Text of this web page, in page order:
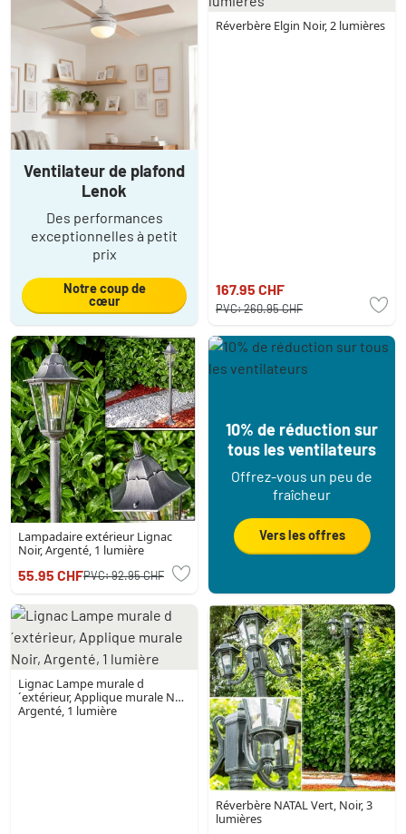
Ventilateur de plafond
Lenok
Des performances
exceptionnelles à petit
prix
Notre coup de
cœur
Réverbère Elgin Noir, 2 lumières
167.95 CHF
PVC:260.95 CHF
Lampadaire extérieur Lignac
Noir, Argenté, 1 lumière
55.95 CHFPVC:92.95 CHF
10% de réduction sur
tous les ventilateurs
Offrez-vous un peu de
fraîcheur
Vers les offres
Lignac Lampe murale d
´extérieur, Applique murale Noir,
Argenté, 1 lumière
Réverbère NATAL Vert, Noir, 3
lumières